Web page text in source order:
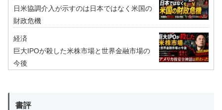
日米協調介入が示すのは日本ではなく米国の
財政危機
経済
巨大IPOが殺した米株市場と世界金融市場の
今後
書評